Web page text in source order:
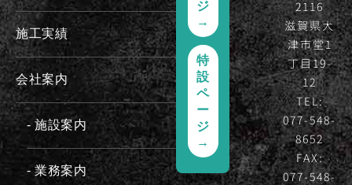
2116
滋賀県大
津市堂1
丁目19-
12
TEL:
077-548-
8652
FAX:
077-548-
ジ
→
特
設
ペ
ー
ジ
→
施工実績
会社案内
- 施設案内
- 業務案内